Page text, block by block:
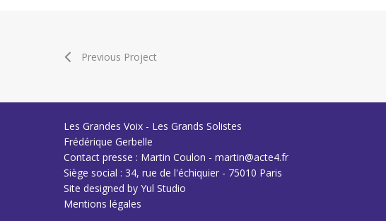
Previous Project
Les Grandes Voix - Les Grands Solistes
Frédérique Gerbelle
Contact presse : Martin Coulon - martin@acte4.fr
Siège social : 34, rue de l'échiquier - 75010 Paris
Site designed by Yul Studio
Mentions légales